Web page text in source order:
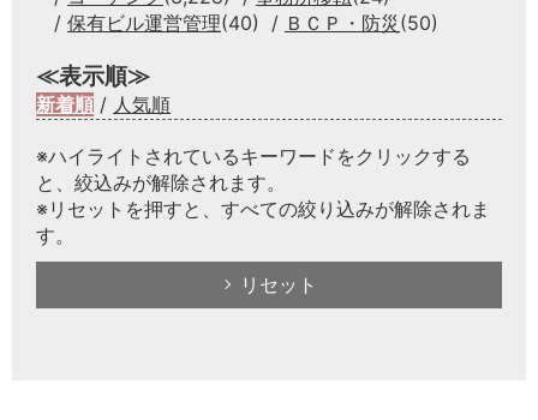
保有ビル運営管理(40) ＢＣＰ・防災 (50)
≪表示順≫
新着順 / 人気順
※ハイライトされているキーワードをクリックする
と、絞込みが解除されます。
※リセットを押すと、すべての絞り込みが解除されま
す。
リセット